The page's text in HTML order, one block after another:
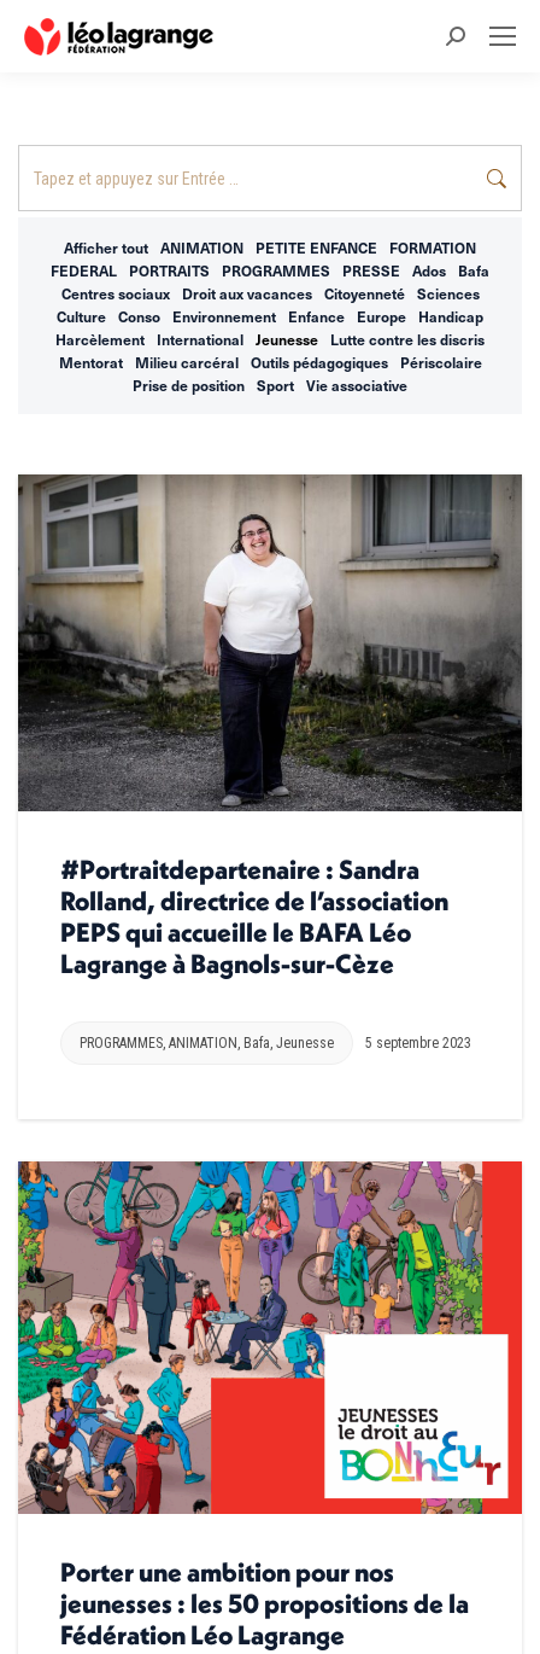
Recherche
Afficher tout ANIMATION PETITE ENFANCE
FORMATION
FEDERAL
PORTRAITS PROGRAMMES PRESSE Ados
Bafa
Centres sociaux
Droit aux vacances Citoyenneté
Sciences
Culture
Conso Environnement Enfance Europe
Handicap
Harcèlement
International Jeunesse
Lutte contre les discris
Mentorat
Milieu carcéral Outils pédagogiques
Périscolaire
Prise de position
Sport Vie associative
#Portraitdepartenaire : Sandra
Rolland, directrice de l’association
PEPS qui accueille le BAFA Léo
Lagrange à Bagnols-sur-Cèze
PROGRAMMES ANIMATION Bafa Jeunesse 5 septembre 2023
Porter une ambition pour nos
jeunesses : les 50 propositions de la
Fédération Léo Lagrange